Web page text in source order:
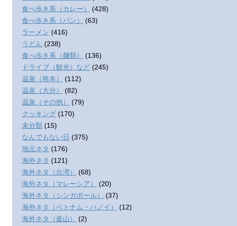
食べ歩き系（カレー）
(428)
食べ歩き系（パン）
(63)
ラーメン (416)
うどん (238)
食べ歩き系（麺類）
(136)
ドライブ（観光）など (245)
温泉（熊本）
(112)
温泉（大分）
(82)
温泉（その他）
(79)
クッキング (170)
未分類 (15)
なんでもない日 (375)
地元ネタ (176)
海外ネタ (121)
海外ネタ（台湾）
(68)
海外ネタ（マレーシア）
(20)
海外ネタ（シンガポール）
(37)
海外ネタ（ベトナム・ハノイ）
(12)
海外ネタ（釜山）
(2)